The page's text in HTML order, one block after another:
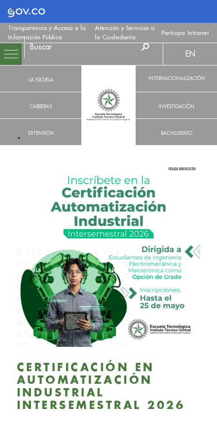
Logo Gobierno de Colombia
Transparencia y Acceso a la
Información Pública
Atención y Servicios a
la Ciudadanía
Participa Intranet
LA ESCUELA
CARRERAS
EXTENSIÓN
EN
INTERNACIONALIZACIÓN
INVESTIGACIÓN
BACHILLERATO
CERTIFICACIÓN EN
AUTOMATIZACIÓN
INDUSTRIAL
INTERSEMESTRAL 2026